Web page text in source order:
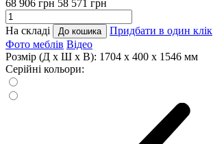
68 906 грн 58 571 грн
На складі До кошика
Придбати в один клік
Фото меблів Відео
Розмір (Д x Ш x В): 1704 x 400 x 1546 мм
Серійні кольори: